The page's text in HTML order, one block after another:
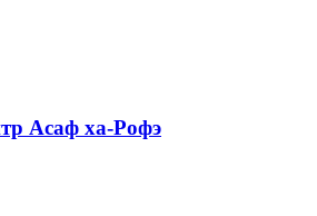
Асаф ха-Рофэ